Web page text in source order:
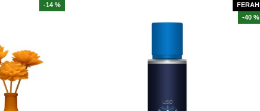
-14 %
FERAH
-40 %